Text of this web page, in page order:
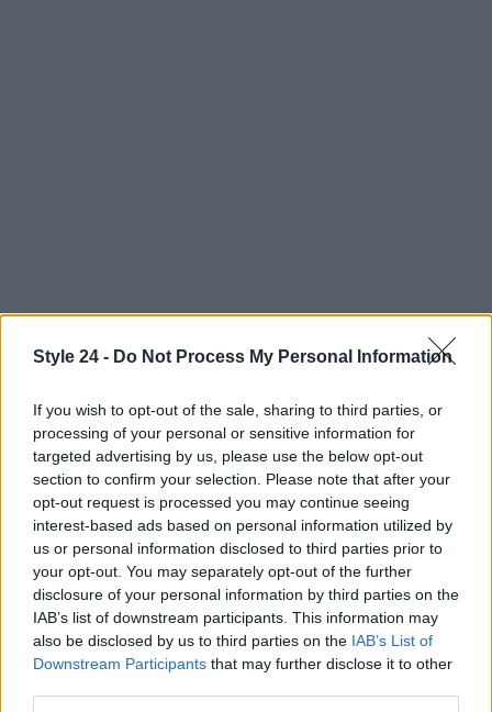
Style 24 - Do Not Process My Personal Information
If you wish to opt-out of the sale, sharing to third parties, or
processing of your personal or sensitive information for
targeted advertising by us, please use the below opt-out
section to confirm your selection. Please note that after your
opt-out request is processed you may continue seeing
interest-based ads based on personal information utilized by
us or personal information disclosed to third parties prior to
your opt-out. You may separately opt-out of the further
disclosure of your personal information by third parties on the
IAB’s list of downstream participants. This information may
also be disclosed by us to third parties on the IAB’s List of
Downstream Participants that may further disclose it to other
Continua a leggere
ALIMENTAZIONE